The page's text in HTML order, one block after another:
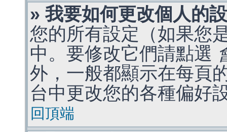
» 我要如何更改個人的
您的所有設定（如果您
中。要修改它們請點選
外，一般都顯示在每頁
台中更改您的各種偏好
回頂端